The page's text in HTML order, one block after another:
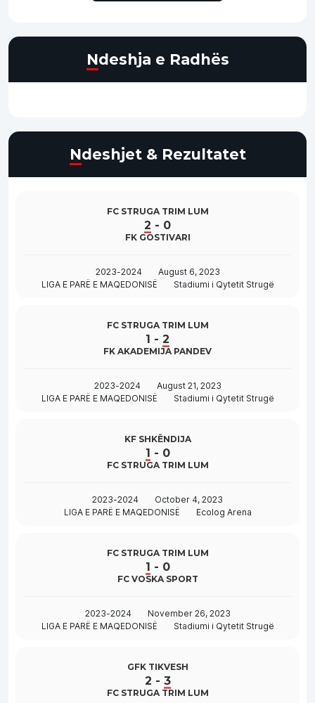
Ndeshja e Radhës
Ndeshjet & Rezultatet
FC STRUGA TRIM LUM
2 - 0
FK GOSTIVARI
2023-2024
August 6, 2023
LIGA E PARË E MAQEDONISË
Stadiumi i Qytetit Strugë
FC STRUGA TRIM LUM
1 - 2
FK AKADEMIJA PANDEV
2023-2024
August 21, 2023
LIGA E PARË E MAQEDONISË
Stadiumi i Qytetit Strugë
KF SHKËNDIJA
1 - 0
FC STRUGA TRIM LUM
2023-2024
October 4, 2023
LIGA E PARË E MAQEDONISË
Ecolog Arena
FC STRUGA TRIM LUM
1 - 0
FC VOSKA SPORT
2023-2024
November 26, 2023
LIGA E PARË E MAQEDONISË
Stadiumi i Qytetit Strugë
GFK TIKVESH
2 - 3
FC STRUGA TRIM LUM